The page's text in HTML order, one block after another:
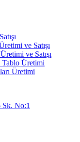
ve Satışı
ve Satışı
Tablo Üretimi
Üretimi
Sk. No:1